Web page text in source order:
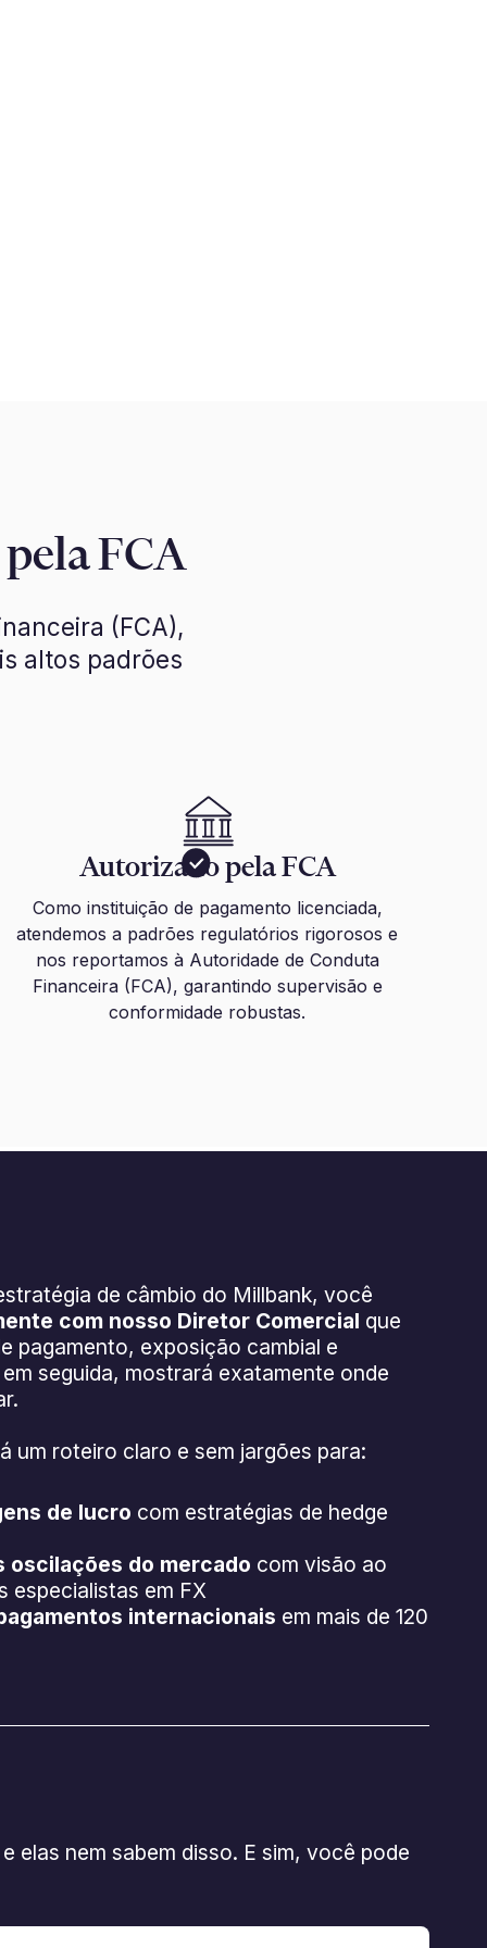
FCA
(FCA),
altos padrões
Autorizado pela FCA
Como instituição de pagamento licenciada,
atendemos a padrões regulatórios rigorosos e
nos reportamos à Autoridade de Conduta
Financeira (FCA), garantindo supervisão e
conformidade robustas.
de câmbio do Millbank, você
com nosso Diretor Comercial que
pagamento, exposição cambial e
seguida, mostrará exatamente onde
um roteiro claro e sem jargões para:
de lucro com estratégias de hedge
oscilações do mercado com visão ao
especialistas em FX
internacionais em mais de 120
elas nem sabem disso. E sim, você pode